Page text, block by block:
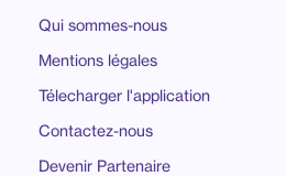
Qui sommes-nous
Mentions légales
Télecharger l'application
Contactez-nous
Devenir Partenaire